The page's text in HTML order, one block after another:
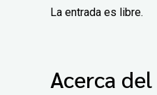
La entrada es libre.
Acerca